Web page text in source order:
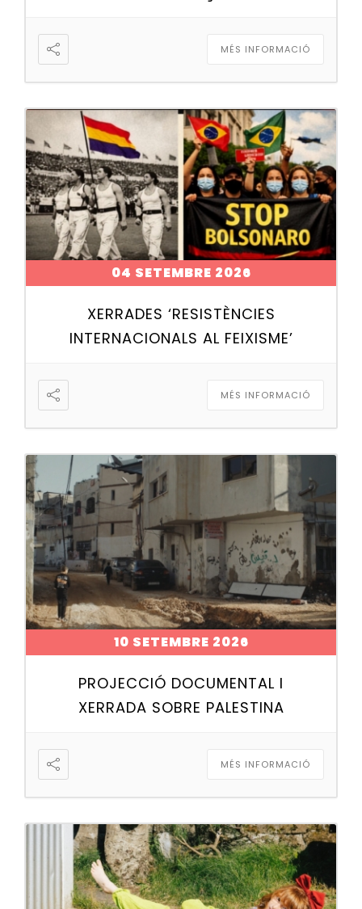
MÉS INFORMACIÓ
04 SETEMBRE 2026
XERRADES ‘RESISTÈNCIES
INTERNACIONALS AL FEIXISME’
MÉS INFORMACIÓ
10 SETEMBRE 2026
PROJECCIÓ DOCUMENTAL I
XERRADA SOBRE PALESTINA
MÉS INFORMACIÓ